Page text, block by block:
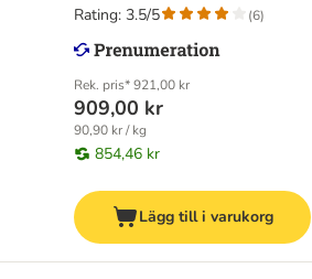
Rek. pris*921,00 kr
909,00 kr
90,90 kr / kg
854,46 kr
Rating: 3.5/5 (6)
Lägg till i varukorg